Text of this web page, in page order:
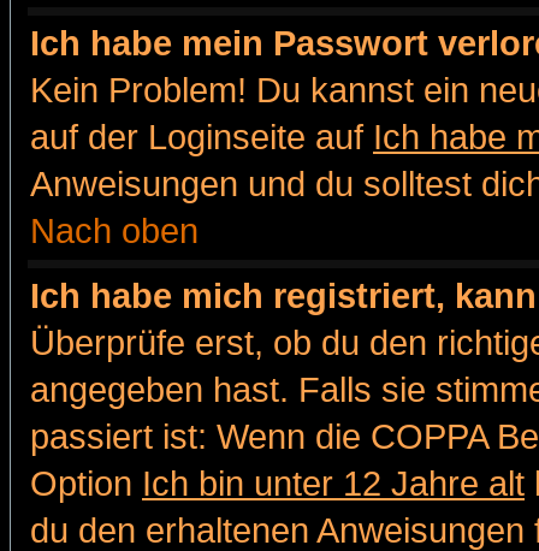
Ich habe mein Passwort
Kein Problem! Du kannst ein
auf der Loginseite auf Ich habe
Anweisungen und du solltest
Nach oben
Ich habe mich registriert,
Überprüfe erst, ob du den
angegeben hast. Falls sie
passiert ist: Wenn die COPPA
Option Ich bin unter 12 Jahre alt
du den erhaltenen